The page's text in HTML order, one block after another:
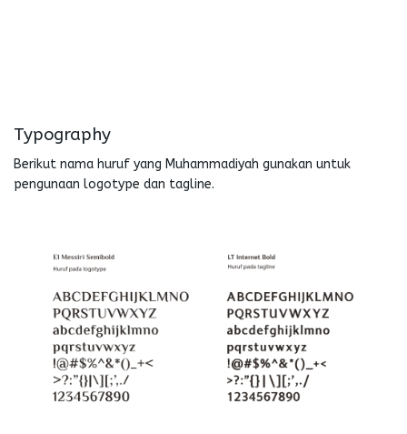
Typography
Berikut nama huruf yang Muhammadiyah gunakan untuk
pengunaan logotype dan tagline.